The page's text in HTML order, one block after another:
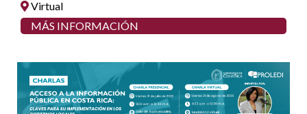
Virtual
MÁS INFORMACIÓN